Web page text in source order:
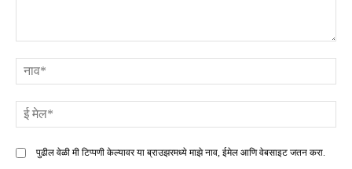
पुढील वेळी मी टिप्पणी केल्यावर या ब्राउझरमध्ये माझे नाव, ईमेल आणि वेबसाइट जतन करा.